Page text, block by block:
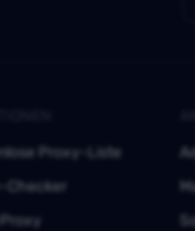
Proxy-Liste
Checker